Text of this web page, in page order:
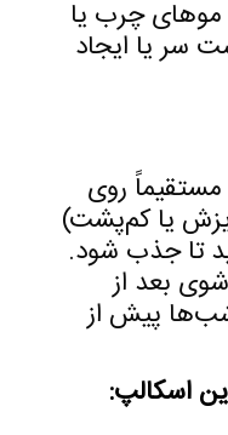
موهای چرب یا
سر یا ایجاد
مستقیماً روی
یا کم‌پشت)
تا جذب شود.
بعد از
شب‌ها پیش از
اسکالپ: